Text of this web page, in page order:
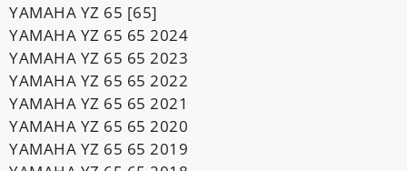
YAMAHA YZ 65 [65]
YAMAHA YZ 65 65 2024
YAMAHA YZ 65 65 2023
YAMAHA YZ 65 65 2022
YAMAHA YZ 65 65 2021
YAMAHA YZ 65 65 2020
YAMAHA YZ 65 65 2019